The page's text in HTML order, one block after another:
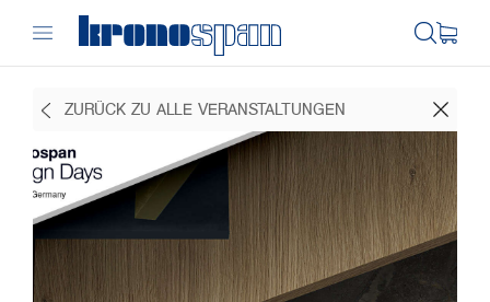
ZURÜCK ZU ALLE VERANSTALTUNGEN